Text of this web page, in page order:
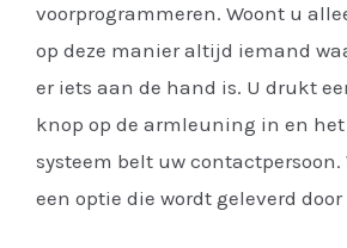
voorprogrammeren. Woont u
op deze manier altijd iemand
er iets aan de hand is. U drukt
knop op de armleuning in en het
systeem belt uw contactpersoon.
een optie die wordt geleverd